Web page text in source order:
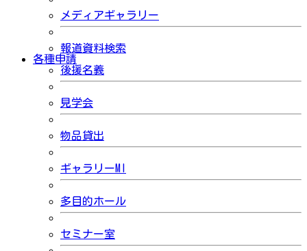
メディアギャラリー
報道資料検索
各種申請
後援名義
見学会
物品貸出
ギャラリーMI
多目的ホール
セミナー室